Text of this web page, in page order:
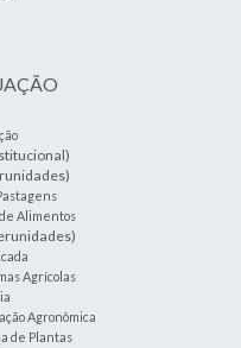
Alimentos
Agrícolas
Agronômica
de Plantas